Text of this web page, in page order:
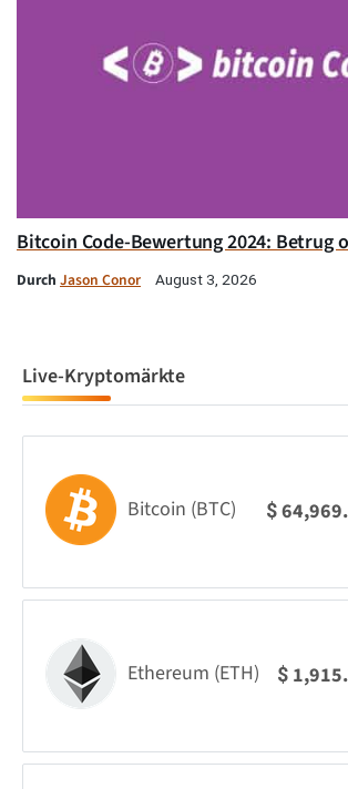
Bitcoin Code-Bewertung 2024: Betrug
Durch Jason Conor August 3, 2026
Live-Kryptomärkte
Bitcoin (BTC) $
Ethereum (ETH) $